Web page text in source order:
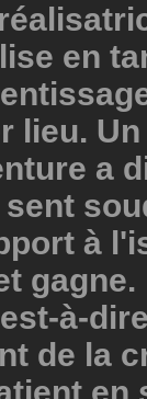
en
lieu.
a
à
à-
de la